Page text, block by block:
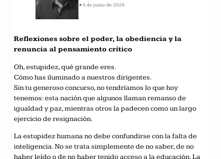
•4 de junio de 2026
Reflexiones sobre el poder, la obediencia y la
renuncia al pensamiento crítico
Oh, estupidez, qué grande eres.
Cómo has iluminado a nuestros dirigentes.
Sin tu generoso concurso, no tendríamos lo que hoy
tenemos: esta nación que algunos llaman remanso de
igualdad y paz, mientras otros la padecen como un largo
ejercicio de resignación.
La estupidez humana no debe confundirse con la falta de
inteligencia. No se trata simplemente de no saber, de no
haber leído o de no haber tenido acceso a la educación. La